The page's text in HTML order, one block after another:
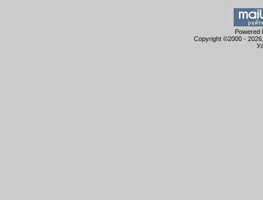
Powered
Copyright ©2000 -